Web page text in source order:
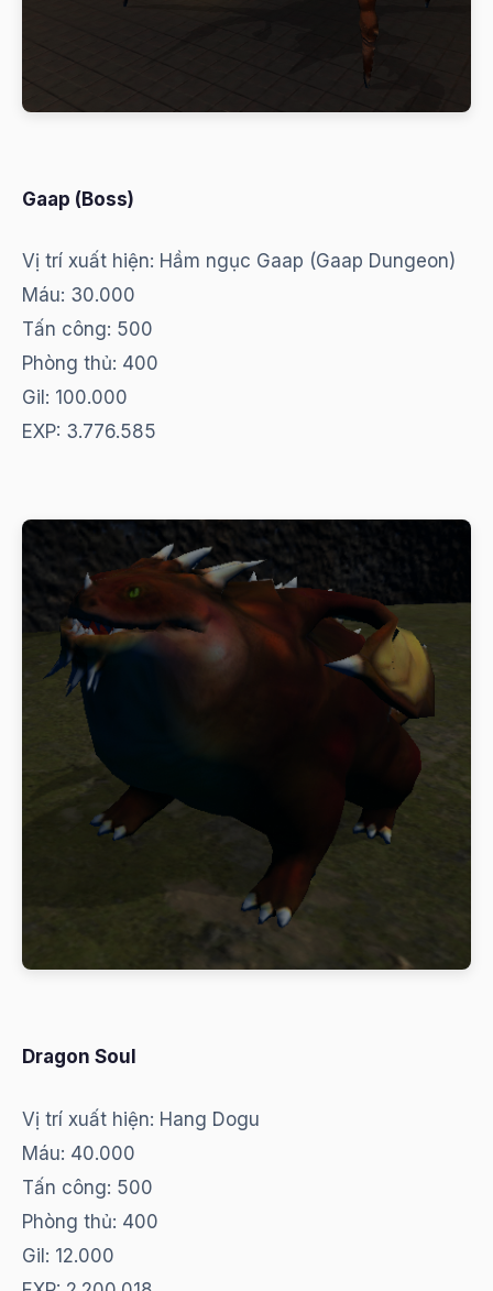
Gaap (Boss)
Vị trí xuất hiện: Hầm ngục Gaap (Gaap Dungeon)
Máu: 30.000
Tấn công: 500
Phòng thủ: 400
Gil: 100.000
EXP: 3.776.585
Dragon Soul
Vị trí xuất hiện: Hang Dogu
Máu: 40.000
Tấn công: 500
Phòng thủ: 400
Gil: 12.000